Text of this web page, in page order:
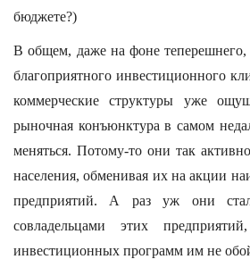
бюджете?)
В общем, даже на фоне теперешнего,
благоприятного инвестиционного
коммерческие структуры уже
рыночная конъюнктура в самом
меняться. Потому-то они так
населения, обменивая их на акции
предприятий. А раз уж они
совладельцами этих
инвестиционных программ им не